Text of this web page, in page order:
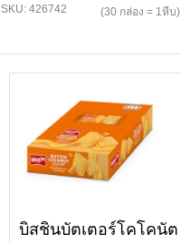
SKU: 426742 (30 กล่อง = 1หีบ)
บิสชินบัตเตอร์โคโคนัต